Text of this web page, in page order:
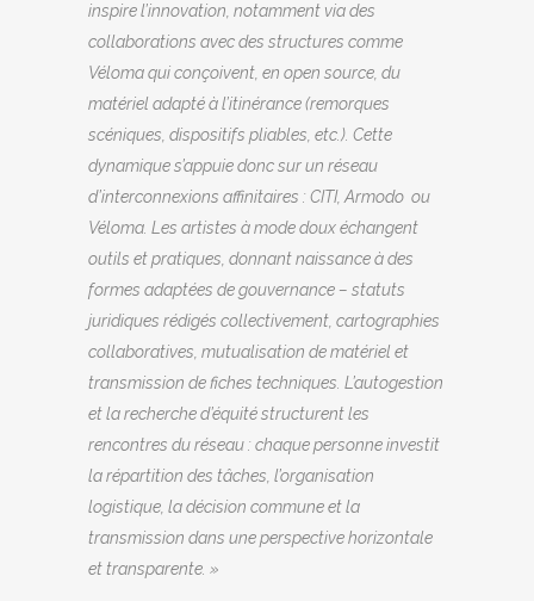
inspire l’innovation, notamment via des
collaborations avec des structures comme
Véloma qui conçoivent, en open source, du
matériel adapté à l’itinérance (remorques
scéniques, dispositifs pliables, etc.). Cette
dynamique s’appuie donc sur un réseau
d’interconnexions affinitaires : CITI, Armodo ou
Véloma. Les artistes à mode doux échangent
outils et pratiques, donnant naissance à des
formes adaptées de gouvernance – statuts
juridiques rédigés collectivement, cartographies
collaboratives, mutualisation de matériel et
transmission de fiches techniques. L’autogestion
et la recherche d’équité structurent les
rencontres du réseau : chaque personne investit
la répartition des tâches, l’organisation
logistique, la décision commune et la
transmission dans une perspective horizontale
et transparente. »